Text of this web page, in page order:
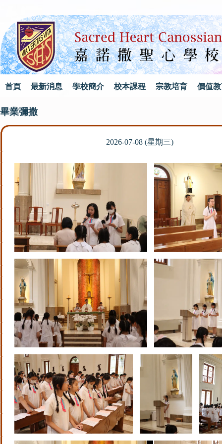
首頁 最新消息 學校簡介 校本課程 宗教培育 價值
畢業彌撒
2026-07-08 (星期三)